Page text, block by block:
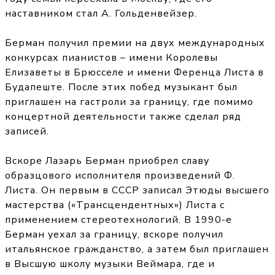
наставником стал А. Гольденвейзер.
Берман получил премии на двух международных
конкурсах пианистов – имени Королевы
Елизаветы в Брюсселе и имени Ференца Листа в
Будапеште. После этих побед музыкант был
приглашен на гастроли за границу, где помимо
концертной деятельности также сделал ряд
записей.
Вскоре Лазарь Берман приобрел славу
образцового исполнителя произведений Ф.
Листа. Он первым в СССР записал Этюды высшего
мастерства («Трансцендентных») Листа с
применением стереотехнологий. В 1990-е
Берман уехал за границу, вскоре получил
итальянское гражданство, а затем был приглашен
в Высшую школу музыки Веймара, где и